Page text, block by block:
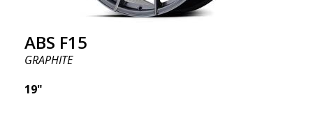
ABS F15
GRAPHITE
19"